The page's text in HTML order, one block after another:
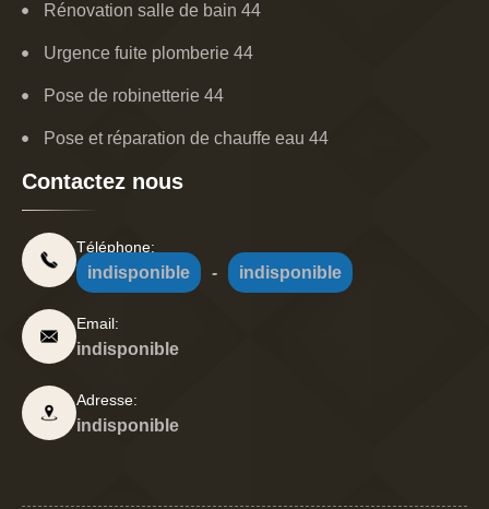
Rénovation salle de bain 44
Urgence fuite plomberie 44
Pose de robinetterie 44
Pose et réparation de chauffe eau 44
Contactez nous
Téléphone:
indisponible - indisponible
Email:
indisponible
Adresse:
indisponible